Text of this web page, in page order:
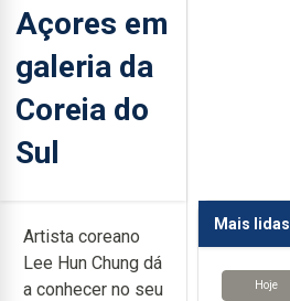
Açores em
galeria da
Coreia do
Sul
Artista coreano
Lee Hun Chung dá
a conhecer no seu
Mais lidas
Hoje